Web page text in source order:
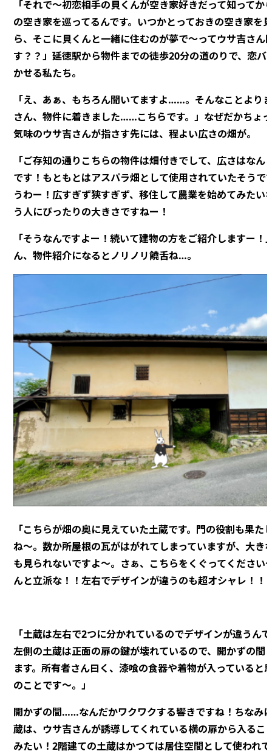
「それで～初恋相手の貝くんが空き家好きだって知ってか
の空き家を巡ってるんです。いつかとっておきの空き家を
ら、そこに貝くんと一緒に住むのが夢で～ってウサ吉さん
す？？」延徳駅から物件までの徒歩20分の道のりで、恋バ
かせる私たち。
「え、あぁ、もちろん聞いてますよ……。そんなことより
さん、物件に着きました……こちらです。」なぜだかちょ
気味のウサ吉さんが指さす先には、程よい広さの畑が。
「ご存知の通りこちらの物件は畑付きでして、広さはなん
です！もともとはアスパラ畑として使用されていたそうで
うわー！広すぎず狭すぎず、移住して農業を始めてみたい
う人にぴったりの大きさですねー！
「そうなんですよー！続いて建物の方をご紹介しますー！
ん、物件紹介になるとノリノリ饒舌ね…。
「こちらが畑の奥に見えていた土蔵です。門の役割も果た
ね～。数か所屋根の瓦がはがれてしまっていますが、大き
も見られないですよ～。さぁ、こちらをくぐってください
んと立派な！！左右でデザインが違うのも超オシャレ！！
「土蔵は左右で2つに分かれているのでデザインが違うん
左側の土蔵は正面の扉の鍵が壊れているので、開かずの間
ます。所有者さん曰く、漆喰の食器や着物が入っている
のことです～。」
開かずの間……なんだかワクワクする響きですね！ちなみ
蔵は、ウサ吉さんが誘導してくれている横の扉から入るこ
みたい！2階建ての土蔵はかつては居住空間として使われ